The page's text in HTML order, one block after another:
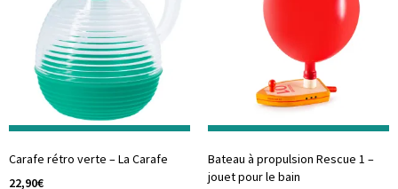
Carafe rétro verte – La Carafe
22,90€
Bateau à propulsion Rescue 1 –
jouet pour le bain